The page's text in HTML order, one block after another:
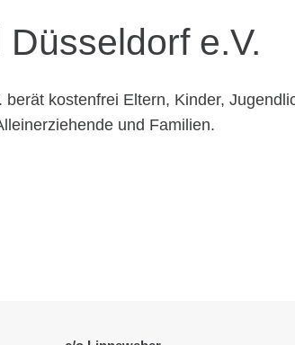
e.V.
kostenfrei Eltern, Kinder,
und Familien.